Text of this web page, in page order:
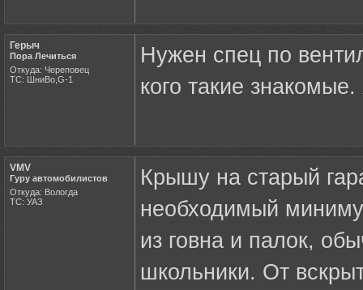
Герыч
Пора Лечиться
Откуда: Череповец
ТС: ШниВо,G-1
Нужен спец по
кого такие
VMV
Гуру автомобилистов
Откуда: Вологда
ТС: УАЗ
Крышу на старый
необходимый
из говна и палок,
школьники. От